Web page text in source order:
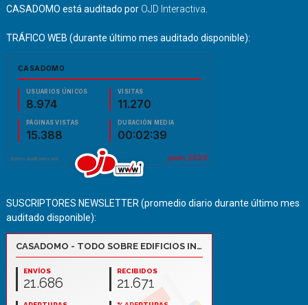
CASADOMO está auditado por OJD Interactiva
TRÁFICO WEB (durante último mes auditado disponible):
SUSCRIPTORES NEWSLETTER (promedio diario durante último mes
auditado disponible):